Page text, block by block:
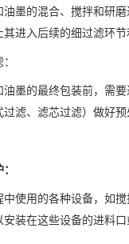
油墨的混合、搅拌和研
其进入后续的细过滤环
油墨的最终包装前，需
过滤、滤芯过滤）做好
中使用的各种设备，如
安装在这些设备的进料